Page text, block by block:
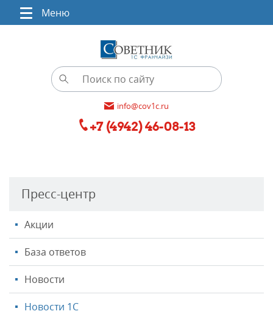
Меню
info@cov1c.ru
+7 (4942) 46-08-13
Пресс-центр
Акции
База ответов
Новости
Новости 1С